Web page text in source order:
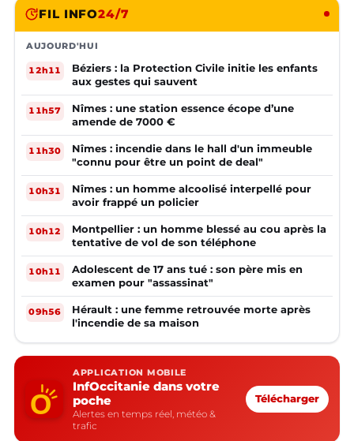
FIL INFO24/7
AUJOURD'HUI
12h11
Béziers : la Protection Civile initie les enfants
aux gestes qui sauvent
11h57
Nîmes : une station essence écope d’une
amende de 7000 €
11h30
Nîmes : incendie dans le hall d'un immeuble
"connu pour être un point de deal"
10h31
Nîmes : un homme alcoolisé interpellé pour
avoir frappé un policier
10h12
Montpellier : un homme blessé au cou après la
tentative de vol de son téléphone
10h11
Adolescent de 17 ans tué : son père mis en
examen pour "assassinat"
09h56
Hérault : une femme retrouvée morte après
l'incendie de sa maison
APPLICATION MOBILE
InfOccitanie dans votre
poche
Alertes en temps réel, météo &
trafic
Télécharger